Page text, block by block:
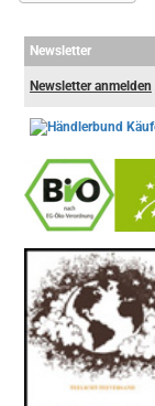
Newsletter
Newsletter anmelden